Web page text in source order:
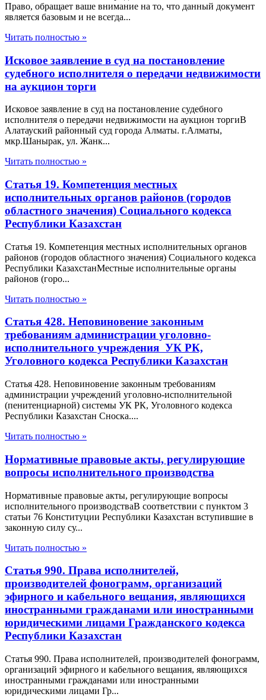
Право, обращает ваше внимание на то, что данный документ
является базовым и не всегда...
Читать полностью »
Исковое заявление в суд на постановление
судебного исполнителя о передачи недвижимости
на аукцион торги
Исковое заявление в суд на постановление судебного
исполнителя о передачи недвижимости на аукцион торгиВ
Алатауский районный суд города Алматы. г.Алматы,
мкр.Шанырак, ул. Жанк...
Читать полностью »
Статья 19. Компетенция местных
исполнительных органов районов (городов
областного значения) Социального кодекса
Республики Казахстан
Статья 19. Компетенция местных исполнительных органов
районов (городов областного значения) Социального кодекса
Республики КазахстанМестные исполнительные органы
районов (горо...
Читать полностью »
Статья 428. Неповиновение законным
требованиям администрации уголовно-
исполнительного учреждения УК РК,
Уголовного кодекса Республики Казахстан
Статья 428. Неповиновение законным требованиям
администрации учреждений уголовно-исполнительной
(пенитенциарной) системы УК РК, Уголовного кодекса
Республики Казахстан Сноска....
Читать полностью »
Нормативные правовые акты, регулирующие
вопросы исполнительного производства
Нормативные правовые акты, регулирующие вопросы
исполнительного производстваВ соответствии с пунктом 3
статьи 76 Конституции Республики Казахстан вступившие в
законную силу су...
Читать полностью »
Статья 990. Права исполнителей,
производителей фонограмм, организаций
эфирного и кабельного вещания, являющихся
иностранными гражданами или иностранными
юридическими лицами Гражданского кодекса
Республики Казахстан
Статья 990. Права исполнителей, производителей фонограмм,
организаций эфирного и кабельного вещания, являющихся
иностранными гражданами или иностранными
юридическими лицами Гр...